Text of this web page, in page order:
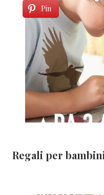
Pin
Regali per